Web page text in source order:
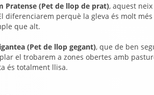
Pratense (Pet de llop de prat), aquest
diferenciarem perquè la gleva és molt
que alt.
(Pet de llop gegant), que de ben
el trobarem a zones obertes amb
és totalment llisa.